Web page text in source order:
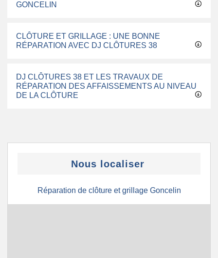
GONCELIN
CLÔTURE ET GRILLAGE : UNE BONNE
RÉPARATION AVEC DJ CLÔTURES 38
DJ CLÔTURES 38 ET LES TRAVAUX DE
RÉPARATION DES AFFAISSEMENTS AU NIVEAU
DE LA CLÔTURE
Nous localiser
Réparation de clôture et grillage Goncelin